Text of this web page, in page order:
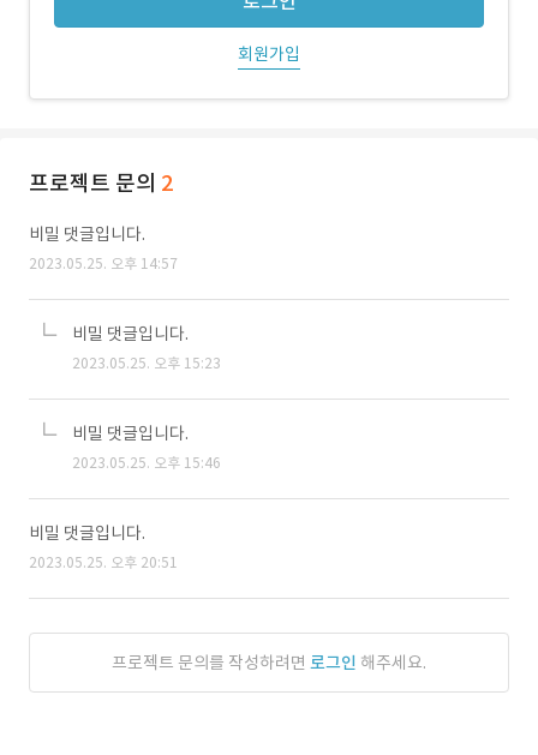
회원가입
프로젝트 문의 2
비밀 댓글입니다.
2023.05.25. 오후 14:57
비밀 댓글입니다.
2023.05.25. 오후 15:23
비밀 댓글입니다.
2023.05.25. 오후 15:46
비밀 댓글입니다.
2023.05.25. 오후 20:51
프로젝트 문의를 작성하려면 로그인 해주세요.